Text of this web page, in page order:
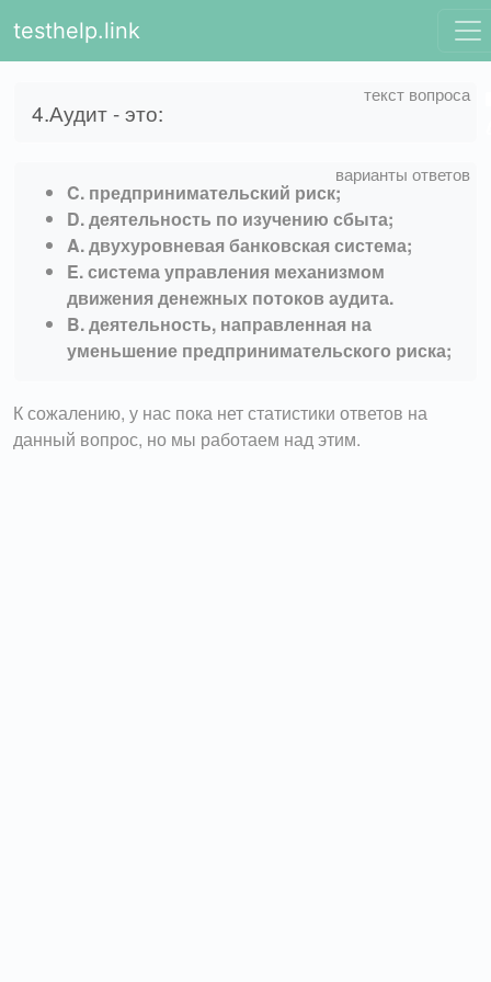
testhelp.link
4.Аудит - это:
C. предпринимательский риск;
D. деятельность по изучению сбыта;
A. двухуровневая банковская система;
E. система управления механизмом
движения денежных потоков аудита.
B. деятельность, направленная на
уменьшение предпринимательского риска;
К сожалению, у нас пока нет статистики ответов на
данный вопрос, но мы работаем над этим.